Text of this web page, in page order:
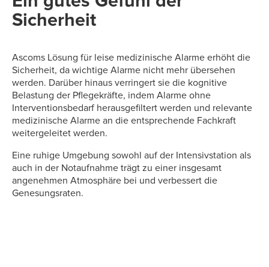
Sicherheit
Ascoms Lösung für leise medizinische Alarme erhöht die
Sicherheit, da wichtige Alarme nicht mehr übersehen
werden. Darüber hinaus verringert sie die kognitive
Belastung der Pflegekräfte, indem Alarme ohne
Interventionsbedarf herausgefiltert werden und relevante
medizinische Alarme an die entsprechende Fachkraft
weitergeleitet werden.
Eine ruhige Umgebung sowohl auf der Intensivstation als
auch in der Notaufnahme trägt zu einer insgesamt
angenehmen Atmosphäre bei und verbessert die
Genesungsraten.